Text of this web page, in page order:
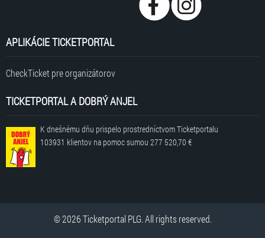
APLIKÁCIE TICKETPORTAL
CheckTicket pre organizátorov
TICKETPORTAL A DOBRÝ ANJEL
K dnešnému dňu prispelo prostredníctvom Ticketportalu
103931 klientov na pomoc sumou 277 520,70 €
© 2026 Ticketportal PLG. All rights reserved.